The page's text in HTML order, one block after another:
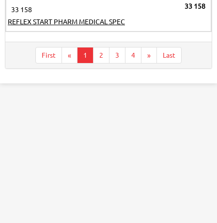
33 158
33 158
REFLEX START PHARM MEDICAL SPEC
First « 1 2 3 4 » Last